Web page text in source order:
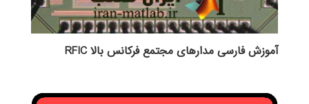
آموزش فارسی مدارهای مجتمع فرکانس بالا RFIC